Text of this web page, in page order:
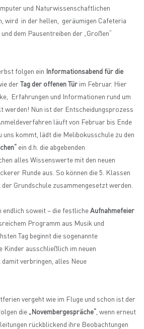
und Naturwissenschaftlichen
wird in der hellen, geräumigen Cafeteria
dem Pausentreiben der „Großen“
folgen ein
Informationsabend für die
der Tag der offenen Tür im Februar. Hier
Erfahrungen und Informationen rund um
werden! Nun ist der Entscheidungsprozess
läuft von Februar bis Ende
uns kommt, lädt die Melibokusschule zu den
ein d.h. die abgebenden
alles Wissenswerte mit den neuen
Runde aus. So können die 5. Klassen
Grundschule zusammengesetzt werden.
endlich soweit – die festliche Aufnahmefeier
Programm aus Musik und
Tag beginnt die sogenannte
Kinder ausschließlich im neuen
verbringen, alles Neue
vergeht wie im Fluge und schon ist der
die „Novembergespräche“ , wenn erneut
rückblickend ihre Beobachtungen